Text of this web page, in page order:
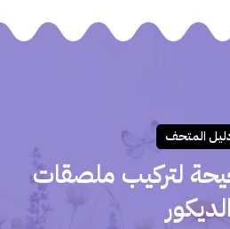
المتحـف
لتركيب ملصقات
الديكور